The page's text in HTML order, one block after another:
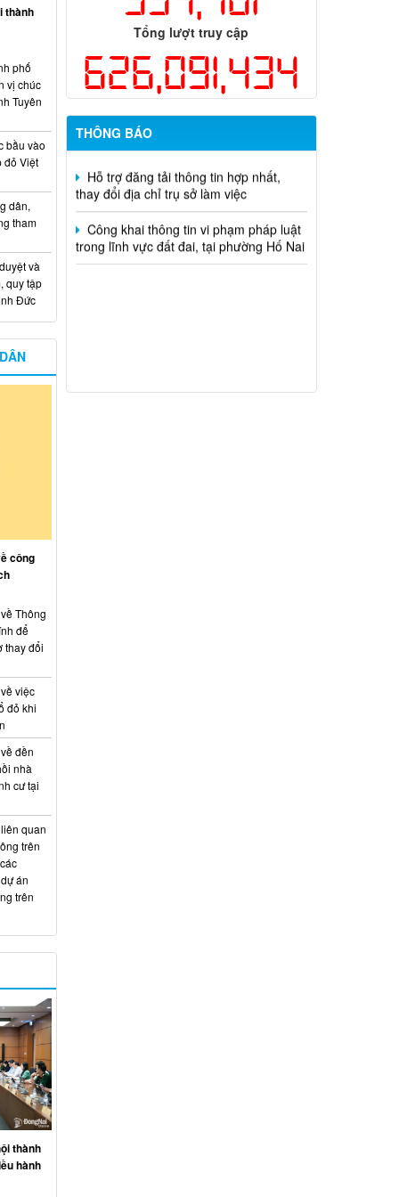
Tổng lượt truy cập
626,091,434
THÔNG BÁO
hiện năm 2026 (đợt 1) lần 3
Kế hoạch Thông tin, tuyên truyền triển
khai Kế hoạch Khám sức khỏe định kỳ
hoặc khám sàng lọc miễn phí ít nhất mỗi
năm một lần cho người dân trên địa bàn
Công khai thông tin vi phạm pháp luật
trong lĩnh vực đất đai, tại phường Hố Nai
thành
phố
vị chúc
Tuyên
bầu vào
đỏ Việt
dân,
tham
và
quy tập
Đức
công
Thông
để
thay đổi
việc
đỏ khi
đền
nhà
cư tại
quan
trên
án
trên
thành
hành